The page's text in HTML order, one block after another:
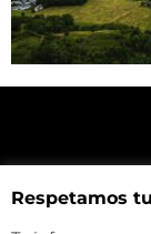
Haz click
Respetamos